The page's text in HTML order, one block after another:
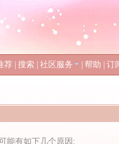
荐 搜索 社区服务 帮助 订
能有如下几个原因: